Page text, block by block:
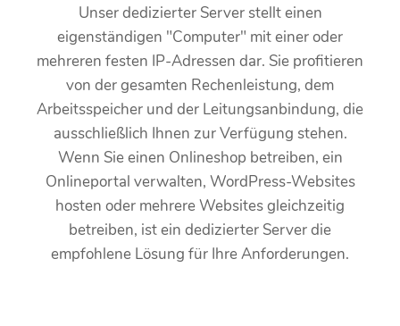
Unser dedizierter Server stellt einen
eigenständigen "Computer" mit einer oder
mehreren festen IP-Adressen dar. Sie profitieren
von der gesamten Rechenleistung, dem
Arbeitsspeicher und der Leitungsanbindung, die
ausschließlich Ihnen zur Verfügung stehen.
Wenn Sie einen Onlineshop betreiben, ein
Onlineportal verwalten, WordPress-Websites
hosten oder mehrere Websites gleichzeitig
betreiben, ist ein dedizierter Server die
empfohlene Lösung für Ihre Anforderungen.